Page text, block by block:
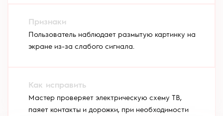
Пользователь наблюдает размытую картинку на
экране из-за слабого сигнала.
Мастер проверяет электрическую схему ТВ,
паяет контакты и дорожки, при необходимости